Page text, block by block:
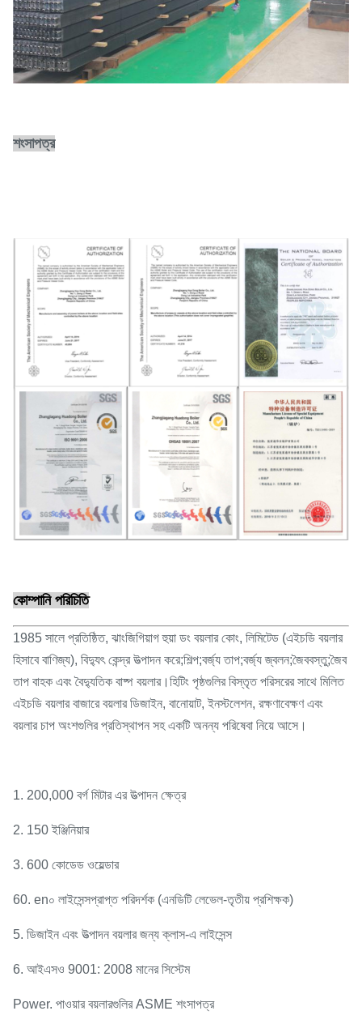
শংসাপত্র
কোম্পানি পরিচিতি
1985 সালে প্রতিষ্ঠিত, ঝাংজিগিয়াগ হুয়া ডং বয়লার কোং, লিমিটেড (এইচডি বয়লার
হিসাবে বাণিজ্য), বিদ্যুৎ কেন্দ্র উত্পাদন করে;শিল্প;বর্জ্য তাপ;বর্জ্য জ্বলন;জৈববস্তু;জৈব
তাপ বাহক এবং বৈদ্যুতিক বাষ্প বয়লার।হিটিং পৃষ্ঠগুলির বিস্তৃত পরিসরের সাথে মিলিত
এইচডি বয়লার বাজারে বয়লার ডিজাইন, বানোয়াট, ইনস্টলেশন, রক্ষণাবেক্ষণ এবং
বয়লার চাপ অংশগুলির প্রতিস্থাপন সহ একটি অনন্য পরিষেবা নিয়ে আসে।
1. 200,000 বর্গ মিটার এর উত্পাদন ক্ষেত্র
2. 150 ইঞ্জিনিয়ার
3. 600 কোডেড ওয়েল্ডার
60. en০ লাইসেন্সপ্রাপ্ত পরিদর্শক (এনডিটি লেভেল-তৃতীয় প্রশিক্ষক)
5. ডিজাইন এবং উত্পাদন বয়লার জন্য ক্লাস-এ লাইসেন্স
6. আইএসও 9001: 2008 মানের সিস্টেম
Power. পাওয়ার বয়লারগুলির ASME শংসাপত্র